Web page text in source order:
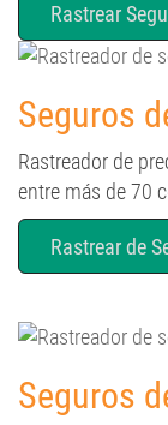
Rastrear
Seguros
Rastreador de
entre más de 70
Rastrear de
Seguros